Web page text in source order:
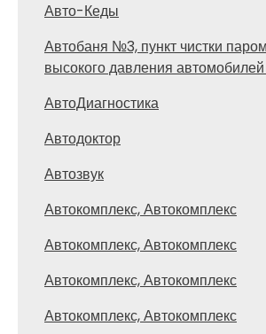
Авто-Кеды
Автобаня №3, пункт чистки паром
высокого давления
АвтоДиагностика
Автодоктор
Автозвук
Автокомплекс, Автокомплекс
Автокомплекс, Автокомплекс
Автокомплекс, Автокомплекс
Автокомплекс, Автокомплекс